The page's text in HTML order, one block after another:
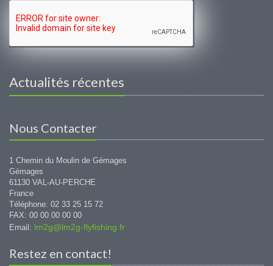
Actualités récentes
Nous Contacter
1 Chemin du Moulin de Gémages
Gémages
61130 VAL-AU-PERCHE
France
Téléphone: 02 33 25 15 72
FAX: 00 00 00 00 00
Email: lm2g@lm2g-flyfishing.fr
Restez en contact!